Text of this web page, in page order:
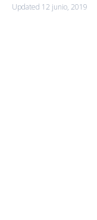
Updated 12 junio, 2019